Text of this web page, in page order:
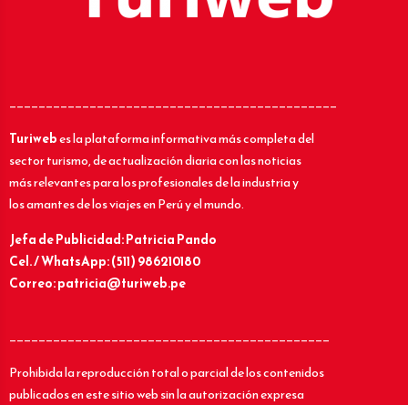
_____________________________________________
Turiwebes la plataforma informativa más completa del
sector turismo, de actualización diaria con las noticias
más relevantes para los profesionales de la industria y
los amantes de los viajes en Perú y el mundo.
Jefa de Publicidad: Patricia Pando
Cel. / WhatsApp: (511) 986210180
Correo: patricia@turiweb.pe
____________________________________________
Prohibida la reproducción total o parcial de los contenidos
publicados en este sitio web sin la autorización expresa